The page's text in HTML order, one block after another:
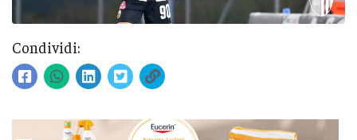
Condividi: